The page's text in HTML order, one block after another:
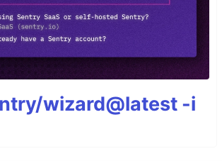
wizard@latest -i